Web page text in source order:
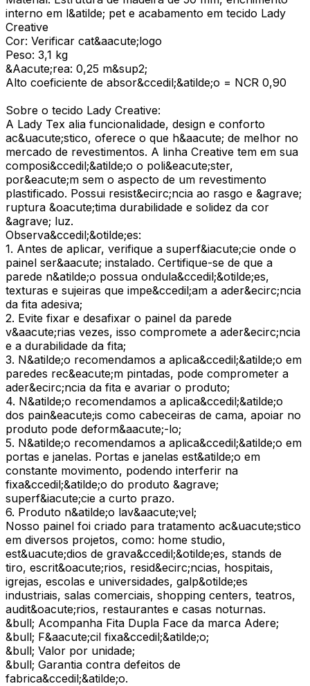
interno em l&atilde; pet e acabamento em tecido Lady
Creative
Cor: Verificar cat&aacute;logo
Peso: 3,1 kg
&Aacute;rea: 0,25 m&sup2;
Alto coeficiente de absor&ccedil;&atilde;o = NCR 0,90
Sobre o tecido Lady Creative:
A Lady Tex alia funcionalidade, design e conforto
ac&uacute;stico, oferece o que h&aacute; de melhor no
mercado de revestimentos. A linha Creative tem em sua
composi&ccedil;&atilde;o o poli&eacute;ster,
por&eacute;m sem o aspecto de um revestimento
plastificado. Possui resist&ecirc;ncia ao rasgo e &agrave;
ruptura &oacute;tima durabilidade e solidez da cor
&agrave; luz.
Observa&ccedil;&otilde;es:
1. Antes de aplicar, verifique a superf&iacute;cie onde o
painel ser&aacute; instalado. Certifique-se de que a
parede n&atilde;o possua ondula&ccedil;&otilde;es,
texturas e sujeiras que impe&ccedil;am a ader&ecirc;ncia
da fita adesiva;
2. Evite fixar e desafixar o painel da parede
v&aacute;rias vezes, isso compromete a ader&ecirc;ncia
e a durabilidade da fita;
3. N&atilde;o recomendamos a aplica&ccedil;&atilde;o em
paredes rec&eacute;m pintadas, pode comprometer a
ader&ecirc;ncia da fita e avariar o produto;
4. N&atilde;o recomendamos a aplica&ccedil;&atilde;o
dos pain&eacute;is como cabeceiras de cama, apoiar no
produto pode deform&aacute;-lo;
5. N&atilde;o recomendamos a aplica&ccedil;&atilde;o em
portas e janelas. Portas e janelas est&atilde;o em
constante movimento, podendo interferir na
fixa&ccedil;&atilde;o do produto &agrave;
superf&iacute;cie a curto prazo.
6. Produto n&atilde;o lav&aacute;vel;
Nosso painel foi criado para tratamento ac&uacute;stico
em diversos projetos, como: home studio,
est&uacute;dios de grava&ccedil;&otilde;es, stands de
tiro, escrit&oacute;rios, resid&ecirc;ncias, hospitais,
igrejas, escolas e universidades, galp&otilde;es
industriais, salas comerciais, shopping centers, teatros,
audit&oacute;rios, restaurantes e casas noturnas.
&bull; Acompanha Fita Dupla Face da marca Adere;
&bull; F&aacute;cil fixa&ccedil;&atilde;o;
&bull; Valor por unidade;
&bull; Garantia contra defeitos de
fabrica&ccedil;&atilde;o.